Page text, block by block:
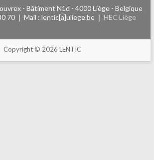
- Bâtiment N1d - 4000 Liège - Belgique
70 ❘ Mail : lentic[a]uliege.be ❘ HEC Liège
Copyright © 2026 LENTIC